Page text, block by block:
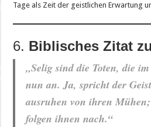
Tage als Zeit der geistlichen Erwartung
6. Biblisches Zitat
„Selig sind die Toten, die
nun an. Ja, spricht der
ausruhen von ihren
folgen ihnen nach.“